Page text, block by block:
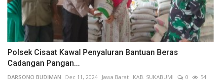
Polsek Cisaat Kawal Penyaluran Bantuan Beras
Cadangan Pangan...
DARSONO BUDIMAN Dec 11, 2024 Jawa Barat KAB. SUKABUMI 0
54